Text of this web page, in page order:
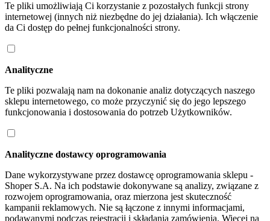
Te pliki umożliwiają Ci korzystanie z pozostałych funkcji strony
internetowej (innych niż niezbędne do jej działania). Ich włączenie
da Ci dostęp do pełnej funkcjonalności strony.
Analityczne
Te pliki pozwalają nam na dokonanie analiz dotyczących naszego
sklepu internetowego, co może przyczynić się do jego lepszego
funkcjonowania i dostosowania do potrzeb Użytkowników.
Analityczne dostawcy oprogramowania
Dane wykorzystywane przez dostawcę oprogramowania sklepu -
Shoper S.A. Na ich podstawie dokonywane są analizy, związane z
rozwojem oprogramowania, oraz mierzona jest skuteczność
kampanii reklamowych. Nie są łączone z innymi informacjami,
podawanymi podczas rejestracji i składania zamówienia. Więcej na